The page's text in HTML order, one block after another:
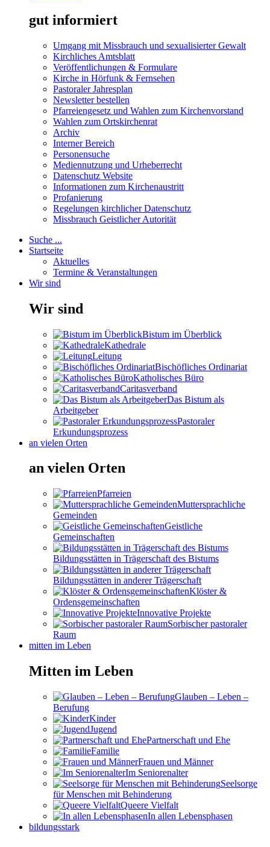
gut informiert
Umgang mit Missbrauch und sexualisierter Gewalt
Kirchliches Amtsblatt
Veröffentlichungen & Formulare
Kirche in Hörfunk & Fernsehen
Pastoraler Jahresplan
Newsletter bestellen
Pfarreiengesetz und Wahlen zum Kirchenvorstand
Wahlen zum Ortskirchenrat
Archiv
Interner Bereich
Personensuche
Mediennutzung und Urheberrecht
Datenschutz Website
Informationen zum Kirchenaustritt
Profanierung
Regelungen kirchlicher Datenschutz
Missbrauch Geistlicher Autorität
Suche ...
Startseite
Aktuelles
Termine & Veranstaltungen
Wir sind
Wir sind
Bistum im Überblick
Kathedrale
Leitung
Bischöfliches Ordinariat
Katholisches Büro
Caritasverband
Das Bistum als
Arbeitgeber
Pastoraler
Erkundungsprozess
an vielen Orten
an vielen Orten
Pfarreien
Muttersprachliche
Gemeinden
Geistliche
Gemeinschaften
Bildungsstätten in Trägerschaft des Bistums
Bildungsstätten in anderer Trägerschaft
Klöster &
Ordensgemeinschaften
Innovative Projekte
Sorbischer pastoraler
Raum
mitten im Leben
Mitten im Leben
Glauben – Leben –
Berufung
Kinder
Jugend
Partnerschaft und Ehe
Familie
Frauen und Männer
Im Seniorenalter
Seelsorge
für Menschen mit Behinderung
Queere Vielfalt
In allen Lebensphasen
bildungsstark